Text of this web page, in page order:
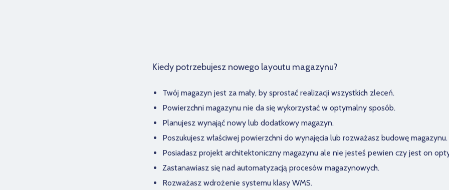
Kiedy potrzebujesz nowego layoutu magazynu?
Twój magazyn jest za mały, by sprostać realizacji wszystkich zleceń.
Powierzchni magazynu nie da się wykorzystać w optymalny sposób.
Planujesz wynająć nowy lub dodatkowy magazyn.
Poszukujesz właściwej powierzchni do wynajęcia lub rozważasz budowę magazynu.
Posiadasz projekt architektoniczny magazynu ale nie jesteś pewien czy jest on
Zastanawiasz się nad automatyzacją procesów magazynowych.
Rozważasz wdrożenie systemu klasy WMS.